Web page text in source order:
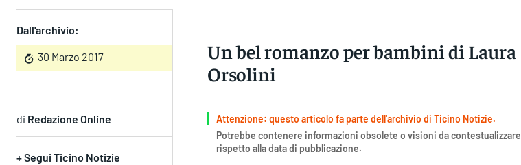
Dall'archivio:
30 Marzo 2017
Un bel romanzo per bambini di Laura
Orsolini
di Redazione Online
+ Segui Ticino Notizie
Attenzione: questo articolo fa parte dell'archivio di Ticino Notizie.
Potrebbe contenere informazioni obsolete o visioni da contestualizzare
rispetto alla data di pubblicazione.